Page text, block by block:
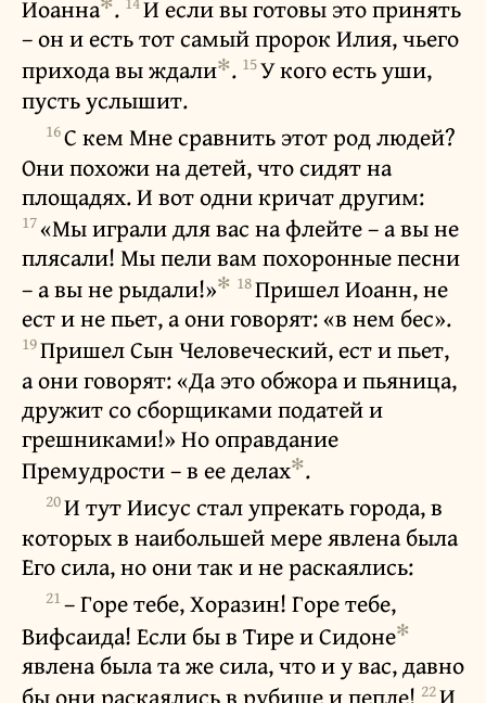
Иоанна .
И если вы готовы это принять
– он и есть тот самый пророк Илия, чьего
прихода вы ждали✻. 15У кого есть уши,
пусть услышит.
16С кем Мне сравнить этот род людей?
Они похожи на детей, что сидят на
площадях. И вот одни кричат другим:
17«Мы играли для вас на флейте – а вы не
плясали! Мы пели вам похоронные песни
– а вы не рыдали!»✻ 18Пришел Иоанн, не
ест и не пьет, а они говорят: «в нем бес».
19Пришел Сын Человеческий, ест и пьет,
а они говорят: «Да это обжора и пьяница,
дружит со сборщиками податей и
грешниками!» Но оправдание
Премудрости – в ее делах✻.
20И тут Иисус стал упрекать города, в
которых в наибольшей мере явлена была
Его сила, но они так и не раскаялись:
21– Горе тебе, Хоразин! Горе тебе,
Вифсаида! Если бы в Тире и Сидоне✻
явлена была та же сила, что и у вас, давно
22